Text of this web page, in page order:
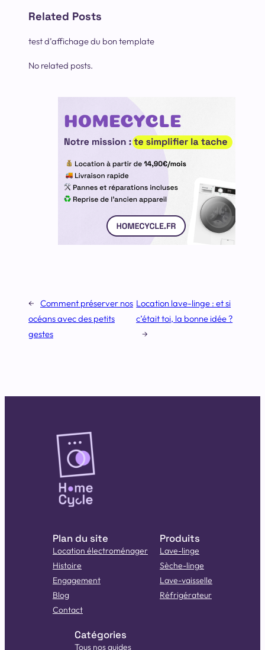
Related Posts
test d’affichage du bon template
No related posts.
← Comment préserver nos
océans avec des petits
gestes
Location lave-linge : et si
c’était toi, la bonne idée ?
→
Plan du site
Location électroménager
Histoire
Engagement
Blog
Contact
Produits
Lave-linge
Sèche-linge
Lave-vaisselle
Réfrigérateur
Catégories
Tous nos guides